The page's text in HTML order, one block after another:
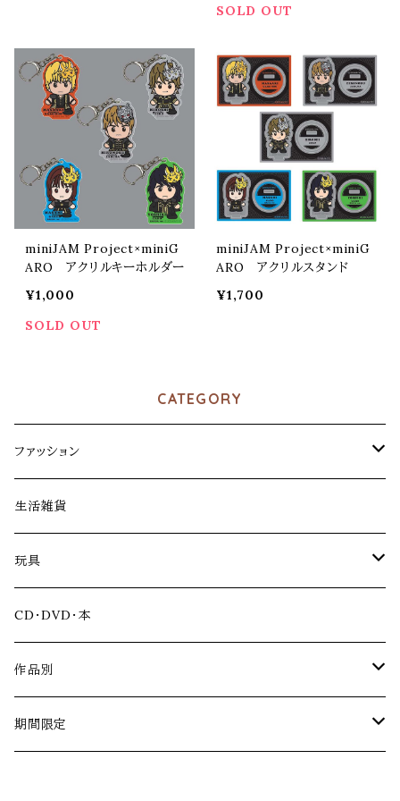
SOLD OUT
miniJAM Project×miniG
ARO アクリルキーホルダー
¥1,000
SOLD OUT
miniJAM Project×miniG
ARO アクリルスタンド
¥1,700
CATEGORY
ファッション
アパレル
ファッション雑貨
生活雑貨
玩具
アクリルスタンド
ソフビ
CD・DVD・本
作品別
冴島家シリーズ
期間限定